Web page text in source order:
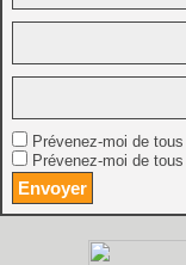
Prévenez-moi de
Prévenez-moi de